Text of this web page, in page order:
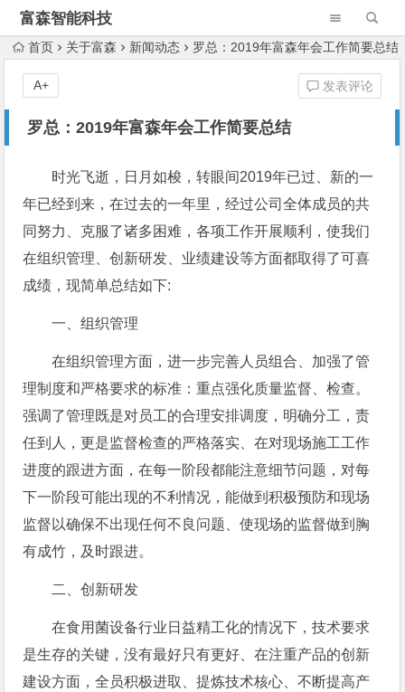
富森智能科技
首页 关于富森 新闻动态 罗总：2019年富森年会工作简要总结
罗总：2019年富森年会工作简要总结
发表评论
A+
时光飞逝，日月如梭，转眼间2019年已过、新的一
年已经到来，在过去的一年里，经过公司全体成员的共
同努力、克服了诸多困难，各项工作开展顺利，使我们
在组织管理、创新研发、业绩建设等方面都取得了可喜
成绩，现简单总结如下:
一、组织管理
在组织管理方面，进一步完善人员组合、加强了管
理制度和严格要求的标准：重点强化质量监督、检查。
强调了管理既是对员工的合理安排调度，明确分工，责
任到人，更是监督检查的严格落实、在对现场施工工作
进度的跟进方面，在每一阶段都能注意细节问题，对每
下一阶段可能出现的不利情况，能做到积极预防和现场
监督以确保不出现任何不良问题、使现场的监督做到胸
有成竹，及时跟进。
二、创新研发
在食用菌设备行业日益精工化的情况下，技术要求
是生存的关键，没有最好只有更好、在注重产品的创新
建设方面，全员积极进取、提炼技术核心、不断提高产